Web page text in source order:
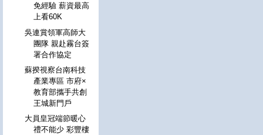
免經驗 薪資最高
上看60K
吳連賞領軍高師大
團隊 親赴霧台簽
署合作協定
蘇揆視察台南科技
產業專區 市府×
教育部攜手共創
王城新門戶
大員皇冠端節暖心
禮不能少 彩豐樓